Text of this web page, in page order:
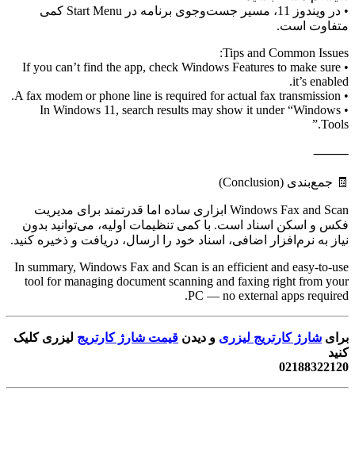
• در ویندوز 11، مسیر جست‌وجوی برنامه در Start Menu کمی
متفاوت است.
Tips and Common Issues:
• If you can’t find the app, check Windows Features to make sure
it’s enabled.
• A fax modem or phone line is required for actual fax transmission.
• In Windows 11, search results may show it under “Windows
Tools.”
⸻
🧾 جمع‌بندی (Conclusion)
Windows Fax and Scan ابزاری ساده اما قدرتمند برای مدیریت
فکس و اسکن اسناد است. با کمی تنظیمات اولیه، می‌توانید بدون
نیاز به نرم‌افزار اضافی، اسناد خود را ارسال، دریافت و ذخیره کنید.
In summary, Windows Fax and Scan is an efficient and easy-to-use
tool for managing document scanning and faxing right from your
PC — no external apps required.
برای شارژ کارتریج لیزری و دیدن قیمت شارژ کارتریج لیزری کلیک
کنید
02188322120